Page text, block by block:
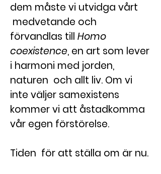
dem måste vi utvidga vårt
medvetande och
förvandlas till Homo
coexistence, en art som lever
i harmoni med jorden,
naturen och allt liv. Om vi
inte väljer samexistens
kommer vi att åstadkomma
vår egen förstörelse.
Tiden för att ställa om är nu.